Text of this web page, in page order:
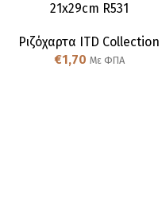
21x29cm R531
Ριζόχαρτα ITD Collection
€1,70 Με ΦΠΑ